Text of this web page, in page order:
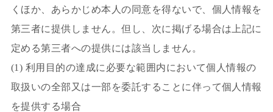
くほか、あらかじめ本人の同意を得ないで、個人情報を
第三者に提供しません。但し、次に掲げる場合は上記に
定める第三者への提供には該当しません。
(1) 利用目的の達成に必要な範囲内において個人情報の
取扱いの全部又は一部を委託することに伴って個人情報
を提供する場合